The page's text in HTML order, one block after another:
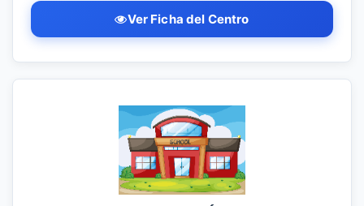
Ver Ficha del Centro